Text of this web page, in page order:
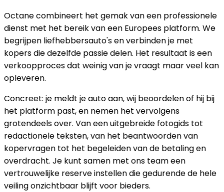
Octane combineert het gemak van een professionele
dienst met het bereik van een Europees platform. We
begrijpen liefhebbersauto's en verbinden je met
kopers die dezelfde passie delen. Het resultaat is een
verkoopproces dat weinig van je vraagt maar veel kan
opleveren.
Concreet: je meldt je auto aan, wij beoordelen of hij bij
het platform past, en nemen het vervolgens
grotendeels over. Van een uitgebreide fotogids tot
redactionele teksten, van het beantwoorden van
kopervragen tot het begeleiden van de betaling en
overdracht. Je kunt samen met ons team een
vertrouwelijke reserve instellen die gedurende de hele
veiling onzichtbaar blijft voor bieders.